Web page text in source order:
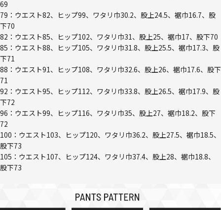
69
79：ウエスト82、ヒップ99、ワタリ巾30.2、股上24.5、裾巾16.7、股
下70
82：ウエスト85、ヒップ102、ワタリ巾31、股上25、裾巾17、股下70
85：ウエスト88、ヒップ105、ワタリ巾31.8、股上25.5、裾巾17.3、股
下71
88：ウエスト91、ヒップ108、ワタリ巾32.6、股上26、裾巾17.6、股下
71
92：ウエスト95、ヒップ112、ワタリ巾33.8、股上26.5、裾巾17.9、股
下72
96：ウエスト99、ヒップ116、ワタリ巾35、股上27、裾巾18.2、股下
72
100：ウエスト103、ヒップ120、ワタリ巾36.2、股上27.5、裾巾18.5、
股下73
105：ウエスト107、ヒップ124、ワタリ巾37.4、股上28、裾巾18.8、
股下73